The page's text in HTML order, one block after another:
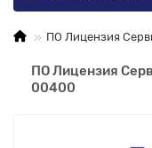
ПО Лицензия
ПО Лицензия
00400